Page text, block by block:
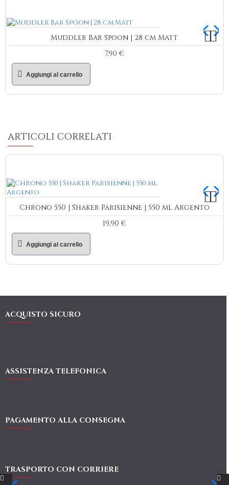
Muddler Bar Spoon | 28 cm Matt
7,90 €
Aggiungi al carrello
ARTICOLI CORRELATI
Chrono 550 | Shaker Parisienne | 550 ml Argento
19,90 €
Aggiungi al carrello
ACQUISTO SICURO
ASSISTENZA TELEFONICA
PAGAMENTO ALLA CONSEGNA
TRASPORTO CON CORRIERE